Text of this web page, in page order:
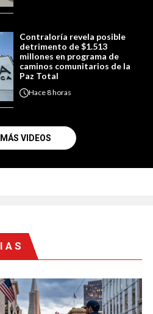
Contraloría revela posible
detrimento de $1.513
millones en programa de
caminos comunitarios de la
Paz Total
Hace8 horas
VIDEOS